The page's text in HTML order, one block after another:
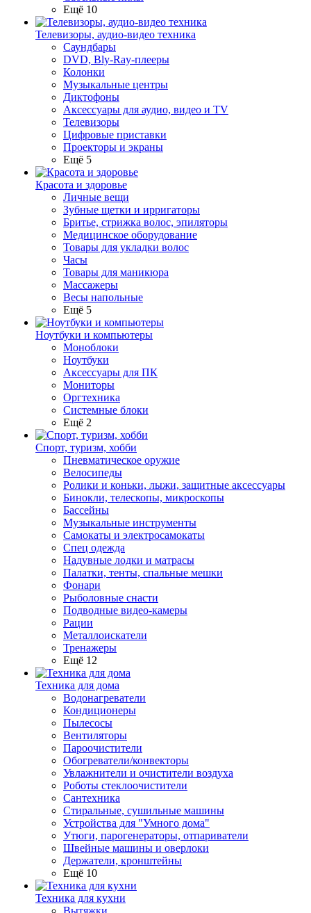
Ещё 10
Телевизоры, аудио-видео техника
Саундбары
DVD, Bly-Ray-плееры
Колонки
Музыкальные центры
Диктофоны
Аксессуары для аудио, видео и TV
Телевизоры
Цифровые приставки
Проекторы и экраны
Ещё 5
Красота и здоровье
Личные вещи
Зубные щетки и ирригаторы
Бритье, стрижка волос, эпиляторы
Медицинское оборудование
Товары для укладки волос
Часы
Товары для маникюра
Массажеры
Весы напольные
Ещё 5
Ноутбуки и компьютеры
Моноблоки
Ноутбуки
Аксессуары для ПК
Мониторы
Оргтехника
Системные блоки
Ещё 2
Спорт, туризм, хобби
Пневматическое оружие
Велосипеды
Ролики и коньки, лыжи, защитные аксессуары
Бинокли, телескопы, микроскопы
Бассейны
Музыкальные инструменты
Самокаты и электросамокаты
Спец одежда
Надувные лодки и матрасы
Палатки, тенты, спальные мешки
Фонари
Рыболовные снасти
Подводные видео-камеры
Рации
Металлоискатели
Тренажеры
Ещё 12
Техника для дома
Водонагреватели
Кондиционеры
Пылесосы
Вентиляторы
Пароочистители
Обогреватели/конвекторы
Увлажнители и очистители воздуха
Роботы стеклоочистители
Сантехника
Стиральные, сушильные машины
Устройства для "Умного дома"
Утюги, парогенераторы, отпариватели
Швейные машины и оверлоки
Держатели, кронштейны
Ещё 10
Техника для кухни
Вытяжки